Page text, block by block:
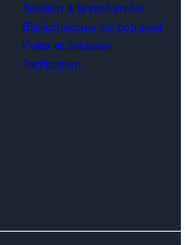
Soutien à la recherche
Bibliothèques de cotravail
Prêts et livraison
Tarification